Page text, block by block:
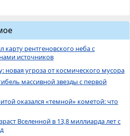
карту рентгеновского неба с
источников
новая угроза от космического мусора
массивной звезды с первой
оказался «темной» кометой: что
Вселенной в 13,8 миллиарда лет с